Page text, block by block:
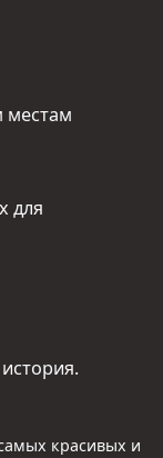
местам
для
красивых и